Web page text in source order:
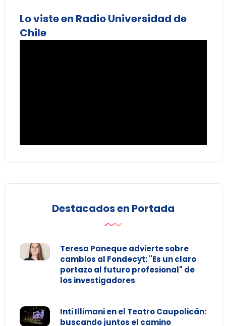
Lo viste en Radio Universidad de
Chile
Destacados en Portada
Teresa Paneque advierte sobre
cambios al Fondecyt: "Es un claro
portazo al futuro profesional" de
los investigadores
Inti Illimani en el Teatro Caupolicán:
buscando juntos el camino